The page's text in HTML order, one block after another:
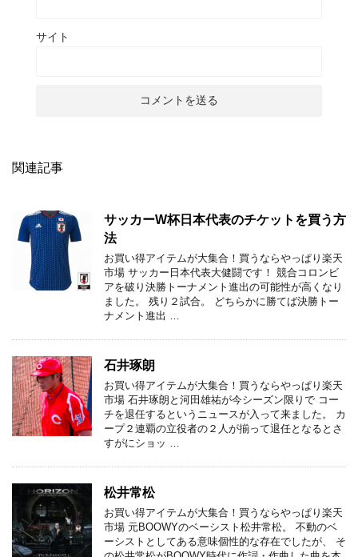
サイト
関連記事
サッカーW杯日本代表のチケットを買う方
法
お買い得アイテムが大集合！買うならやっぱり楽天
市場 サッカー日本代表大健闘です！ 競合コロンビ
アを破り決勝トーナメント進出の可能性が高くなり
ました。 残り２試合。 どちらかに勝てば決勝トー
ナメント進出 …
石井琢朗
お買い得アイテムが大集合！買うならやっぱり楽天
市場 石井琢朗と河田雄祐が今シーズン限りで コー
チを退任するというニュースが入って来ました。 カ
ープ２連覇の立役者の２人が揃って退任となるとさ
すがにショッ …
松井常松
お買い得アイテムが大集合！買うならやっぱり楽天
市場 元BOOWYのベーシスト松井常松。 不動のベ
ーシストとしてある意味個性的な存在でしたが、 そ